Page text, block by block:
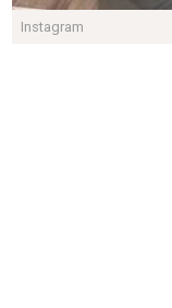
Instagram